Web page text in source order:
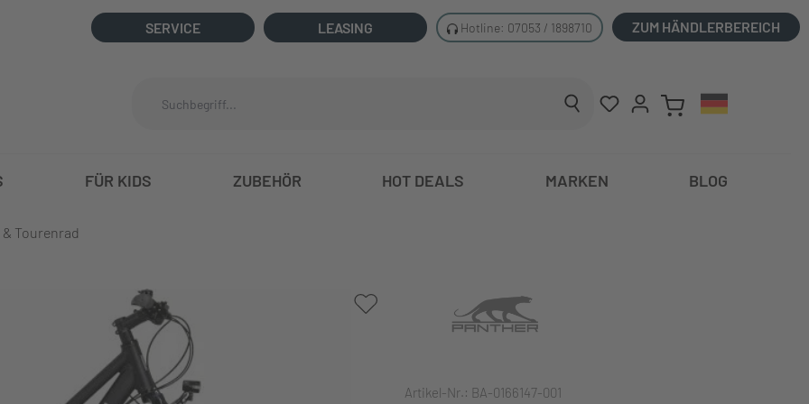
SERVICE LEASING Hotline: 07053 / 1898710 ZUM HÄNDLERBEREICH
FÜR KIDS ZUBEHÖR HOT DEALS MARKEN BLOG
Tourenrad
Artikel-Nr.: BA-0166147-001